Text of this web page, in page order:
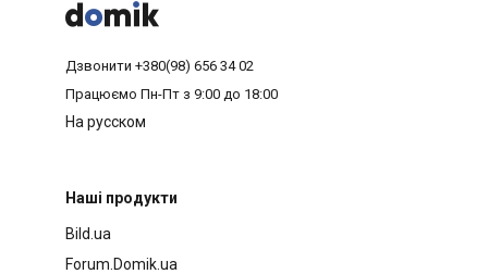



Дзвонити +380(98) 656 34 02
Працюємо Пн-Пт з 9:00 до 18:00
На русском
Наші продукти
Bild.ua
Forum.Domik.ua